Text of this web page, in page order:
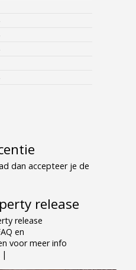
dan accepteer je de
release
release
en
voor meer info
|